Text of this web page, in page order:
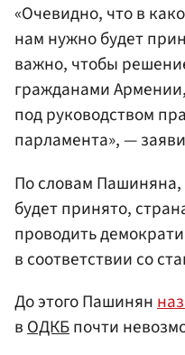
«Очевидно, что в
нам нужно будет
важно, чтобы
гражданами
под руководством
парламента», —
По словам
будет принято,
проводить
в соответствии со
До этого Пашинян
вОДКБпочти